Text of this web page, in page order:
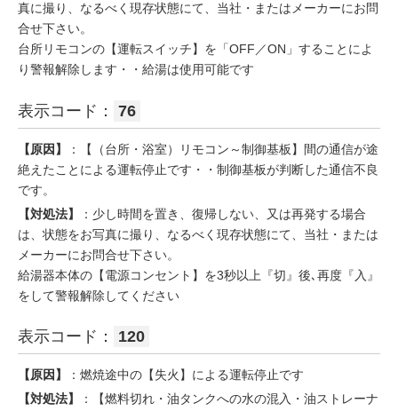
真に撮り、なるべく現存状態にて、当社・またはメーカーにお問
合せ下さい。
台所リモコンの【運転スイッチ】を「OFF／ON」することによ
り警報解除します・・給湯は使用可能です
表示コード： 76
【原因】
：【（台所・浴室）リモコン～制御基板】間の通信が途
絶えたことによる運転停止です・・制御基板が判断した通信不良
です。
【対処法】
：少し時間を置き、復帰しない、又は再発する場合
は、状態をお写真に撮り、なるべく現存状態にて、当社・または
メーカーにお問合せ下さい。
給湯器本体の【電源コンセント】を3秒以上『切』後､再度『入』
をして警報解除してください
表示コード： 120
【原因】
：燃焼途中の【失火】による運転停止です
【対処法】
：【燃料切れ・油タンクへの水の混入・油ストレーナ